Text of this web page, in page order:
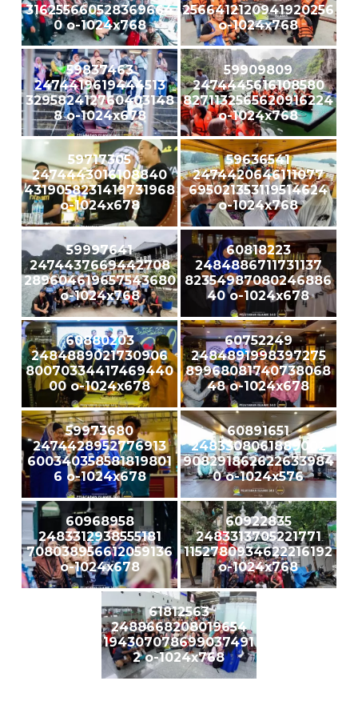
316255660528369664
0 o-1024x768
2566412120941920256
o-1024x768
59837463
2474419619444513
329582412760403148
8 o-1024x678
59909809
2474445616108580
8271132565620916224
o-1024x768
59717305
2474443016108840
4319058231419731968
o-1024x678
59636541
2474420646111077
695021353119514624
o-1024x768
59997641
2474437669442708
289604619657543680
o-1024x768
60818223
2484886711731137
82354987080246886
40 o-1024x678
60880203
2484889021730906
80070334417469440
00 o-1024x678
60752249
2484891998397275
89968081740738068
48 o-1024x678
59973680
2474428952776913
600340358581819801
6 o-1024x678
60891651
2483308061889002
908291862622633984
0 o-1024x576
60968958
2483312938555181
708038956612059136
o-1024x678
60922835
2483313705221771
1152780934622216192
o-1024x768
61812563
2488668208019654
194307078699037491
2 o-1024x768